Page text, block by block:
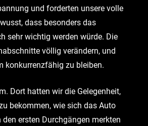
und forderten unsere volle
dass besonders das
sehr wichtig werden würde. Die
völlig verändern, und
konkurrenzfähig zu bleiben.
Dort hatten wir die Gelegenheit,
bekommen, wie sich das Auto
ersten Durchgängen merkten